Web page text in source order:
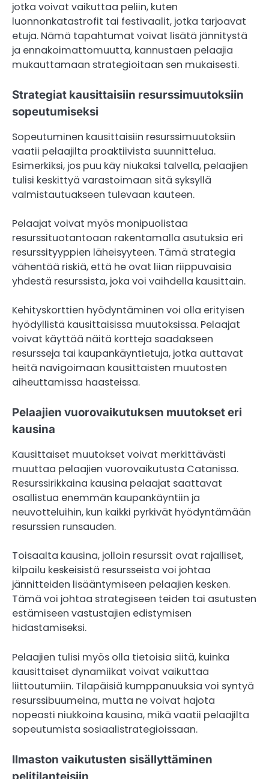
jotka voivat vaikuttaa peliin, kuten
luonnonkatastrofit tai festivaalit, jotka tarjoavat
etuja. Nämä tapahtumat voivat lisätä jännitystä
ja ennakoimattomuutta, kannustaen pelaajia
mukauttamaan strategioitaan sen mukaisesti.
Strategiat kausittaisiin resurssimuutoksiin
sopeutumiseksi
Sopeutuminen kausittaisiin resurssimuutoksiin
vaatii pelaajilta proaktiivista suunnittelua.
Esimerkiksi, jos puu käy niukaksi talvella, pelaajien
tulisi keskittyä varastoimaan sitä syksyllä
valmistautuakseen tulevaan kauteen.
Pelaajat voivat myös monipuolistaa
resurssituotantoaan rakentamalla asutuksia eri
resurssityyppien läheisyyteen. Tämä strategia
vähentää riskiä, että he ovat liian riippuvaisia
yhdestä resurssista, joka voi vaihdella kausittain.
Kehityskorttien hyödyntäminen voi olla erityisen
hyödyllistä kausittaisissa muutoksissa. Pelaajat
voivat käyttää näitä kortteja saadakseen
resursseja tai kaupankäyntietuja, jotka auttavat
heitä navigoimaan kausittaisten muutosten
aiheuttamissa haasteissa.
Pelaajien vuorovaikutuksen muutokset eri
kausina
Kausittaiset muutokset voivat merkittävästi
muuttaa pelaajien vuorovaikutusta Catanissa.
Resurssirikkaina kausina pelaajat saattavat
osallistua enemmän kaupankäyntiin ja
neuvotteluihin, kun kaikki pyrkivät hyödyntämään
resurssien runsauden.
Toisaalta kausina, jolloin resurssit ovat rajalliset,
kilpailu keskeisistä resursseista voi johtaa
jännitteiden lisääntymiseen pelaajien kesken.
Tämä voi johtaa strategiseen teiden tai asutusten
estämiseen vastustajien edistymisen
hidastamiseksi.
Pelaajien tulisi myös olla tietoisia siitä, kuinka
kausittaiset dynamiikat voivat vaikuttaa
liittoutumiin. Tilapäisiä kumppanuuksia voi syntyä
resurssibuumeina, mutta ne voivat hajota
nopeasti niukkoina kausina, mikä vaatii pelaajilta
sopeutumista sosiaalistrategioissaan.
Ilmaston vaikutusten sisällyttäminen
pelitilanteisiin